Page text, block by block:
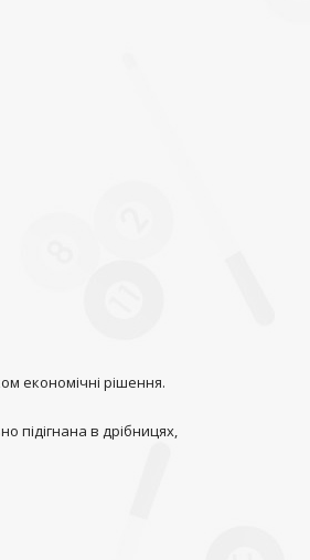
економічні рішення.
підігнана в дрібницях,